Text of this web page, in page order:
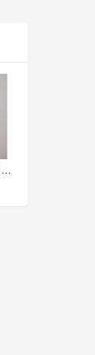
新品タグ付スカラー 161666：総柄ベロア×ストライプ柄チュールキャミワンピ